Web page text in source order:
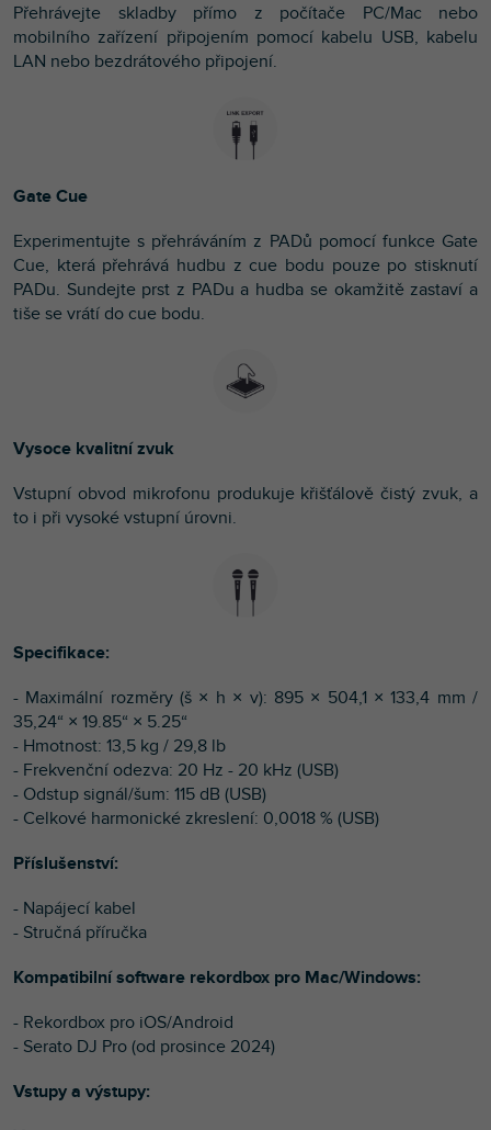
Přehrávejte skladby přímo z počítače PC/Mac nebo
mobilního zařízení připojením pomocí kabelu USB, kabelu
LAN nebo bezdrátového připojení.
Gate Cue
Experimentujte s přehráváním z PADů pomocí funkce Gate
Cue, která přehrává hudbu z cue bodu pouze po stisknutí
PADu. Sundejte prst z PADu a hudba se okamžitě zastaví a
tiše se vrátí do cue bodu.
Vysoce kvalitní zvuk
Vstupní obvod mikrofonu produkuje křišťálově čistý zvuk, a
to i při vysoké vstupní úrovni.
Specifikace:
- Maximální rozměry (š × h × v): 895 × 504,1 × 133,4 mm /
35,24“ × 19.85“ × 5.25“
- Hmotnost: 13,5 kg / 29,8 lb
- Frekvenční odezva: 20 Hz - 20 kHz (USB)
- Odstup signál/šum: 115 dB (USB)
- Celkové harmonické zkreslení: 0,0018 % (USB)
Příslušenství:
- Napájecí kabel
- Stručná příručka
Kompatibilní software rekordbox pro Mac/Windows:
- Rekordbox pro iOS/Android
- Serato DJ Pro (od prosince 2024)
Vstupy a výstupy: